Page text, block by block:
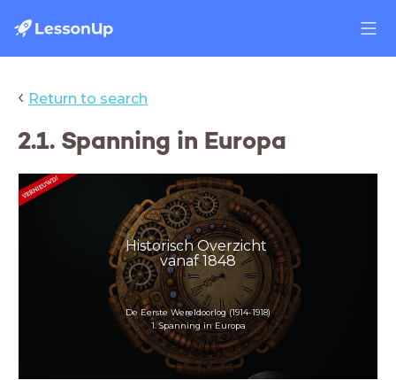
‹ Return to search
2.1. Spanning in Europa
Historisch Overzicht
vanaf 1848
De Eerste Wereldoorlog (1914-1918)
1. Spanning in Europa